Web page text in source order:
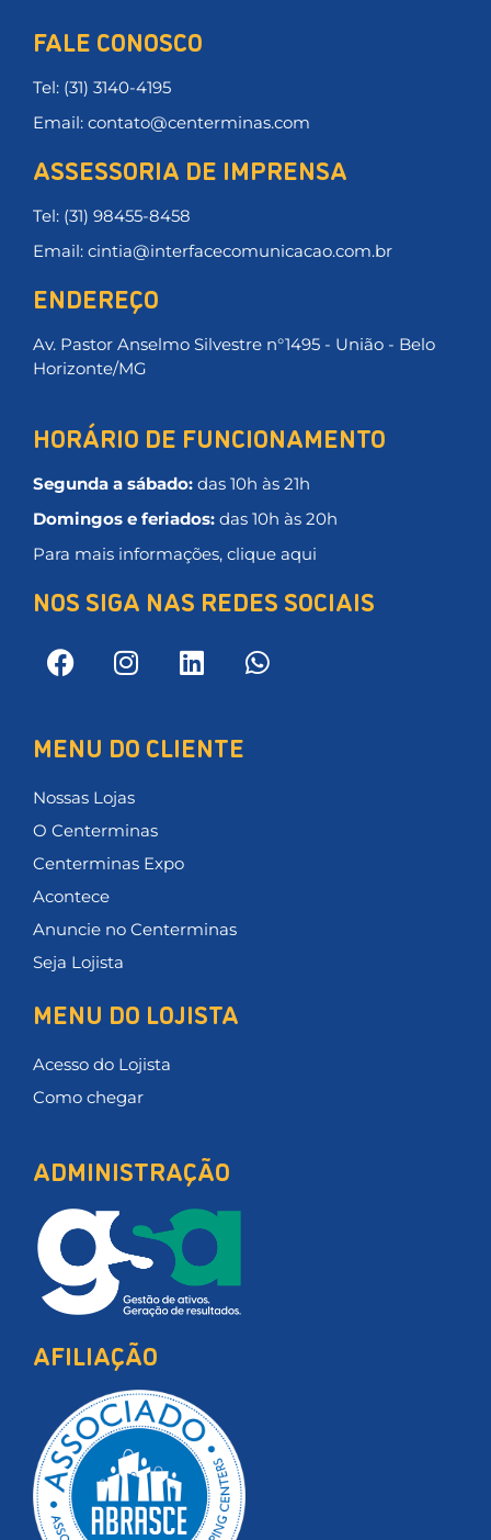
FALE CONOSCO
Tel: (31) 3140-4195
Email: contato@centerminas.com
ASSESSORIA DE IMPRENSA
Tel: (31) 98455-8458
Email: cintia@interfacecomunicacao.com.br
ENDEREÇO
Av. Pastor Anselmo Silvestre n°1495 - União - Belo
Horizonte/MG
HORÁRIO DE FUNCIONAMENTO
Segunda a sábado: das 10h às 21h
Domingos e feriados: das 10h às 20h
Para mais informações, clique aqui
NOS SIGA NAS REDES SOCIAIS
MENU DO CLIENTE
Nossas Lojas
O Centerminas
Centerminas Expo
Acontece
Anuncie no Centerminas
Seja Lojista
MENU DO LOJISTA
Acesso do Lojista
Como chegar
ADMINISTRAÇÃO
AFILIAÇÃO